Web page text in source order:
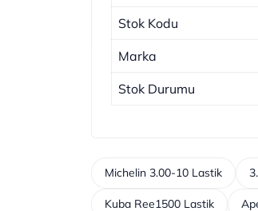
Stok Kodu
Marka
Stok Durumu
Michelin 3.00-10 Lastik
Kuba Ree1500 Lastik